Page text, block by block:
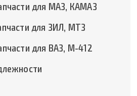
для МАЗ, КАМАЗ
для ЗИЛ, МТЗ
для ВАЗ, М-412